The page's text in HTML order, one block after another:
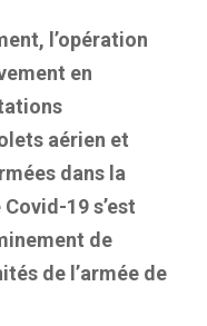
l’opération
en
aérien et
dans la
19 s’est
de
de l’armée de